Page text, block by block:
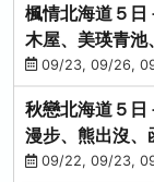
楓情北海道５日
木屋、美瑛青池
葉奇蹟谷、螃蟹
09/23, 09/26,
秋戀北海道５
漫步、熊出沒、
海膽、三大螃蟹
09/22, 09/23,